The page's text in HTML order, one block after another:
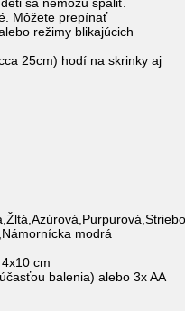
sa nemôžu spáliť.
Môžete prepínať
režimy blikajúcich
25cm) hodí na skrinky aj
modrá
cm
balenia) alebo 3x AA